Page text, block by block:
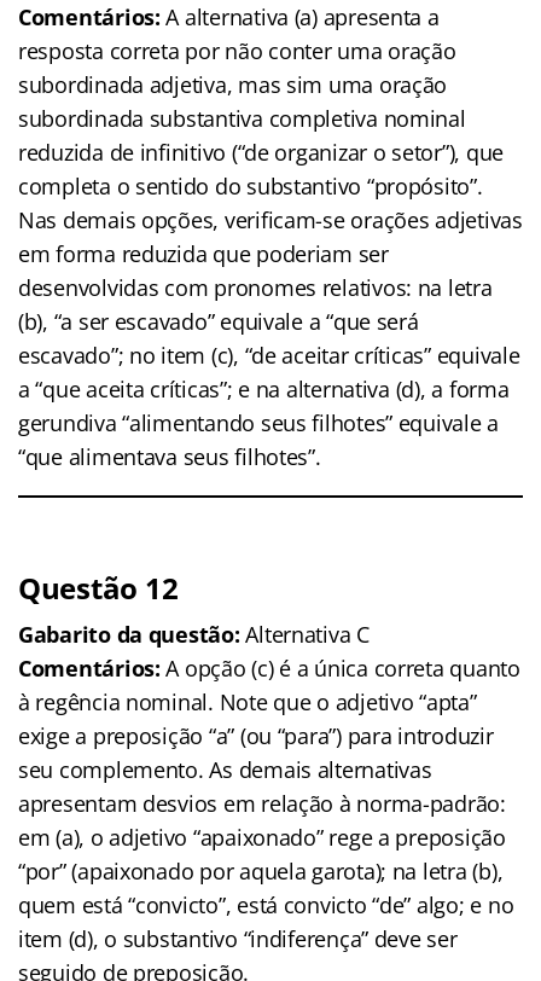
Comentários: A alternativa (a) apresenta a
resposta correta por não conter uma oração
subordinada adjetiva, mas sim uma oração
subordinada substantiva completiva nominal
reduzida de infinitivo (“de organizar o setor”), que
completa o sentido do substantivo “propósito”.
Nas demais opções, verificam-se orações adjetivas
em forma reduzida que poderiam ser
desenvolvidas com pronomes relativos: na letra
(b), “a ser escavado” equivale a “que será
escavado”; no item (c), “de aceitar críticas” equivale
a “que aceita críticas”; e na alternativa (d), a forma
gerundiva “alimentando seus filhotes” equivale a
“que alimentava seus filhotes”.
Questão 12
Gabarito da questão: Alternativa C
Comentários: A opção (c) é a única correta quanto
à regência nominal. Note que o adjetivo “apta”
exige a preposição “a” (ou “para”) para introduzir
seu complemento. As demais alternativas
apresentam desvios em relação à norma-padrão:
em (a), o adjetivo “apaixonado” rege a preposição
“por” (apaixonado por aquela garota); na letra (b),
quem está “convicto”, está convicto “de” algo; e no
item (d), o substantivo “indiferença” deve ser
seguido de preposição.